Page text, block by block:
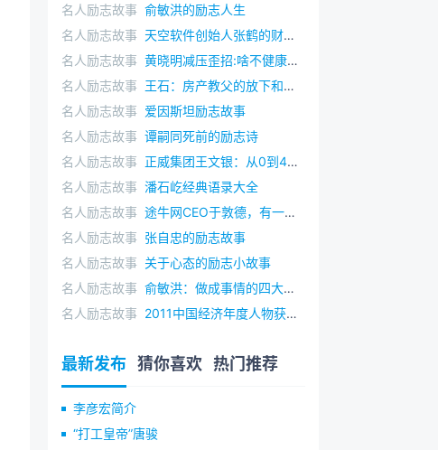
名人励志故事 俞敏洪的励志人生
名人励志故事 天空软件创始人张鹤的财富传奇
名人励志故事 黄晓明减压歪招:啥不健康就干啥
名人励志故事 王石：房产教父的放下和坚持
名人励志故事 爱因斯坦励志故事
名人励志故事 谭嗣同死前的励志诗
名人励志故事 正威集团王文银：从0到4900亿，三次豪赌成就“世界铜王”
名人励志故事 潘石屹经典语录大全
名人励志故事 途牛网CEO于敦德，有一种青春叫永不放弃
名人励志故事 张自忠的励志故事
名人励志故事 关于心态的励志小故事
名人励志故事 俞敏洪：做成事情的四大能力
名人励志故事 2011中国经济年度人物获奖名单
最新发布 猜你喜欢 热门推荐
李彦宏简介
“打工皇帝”唐骏